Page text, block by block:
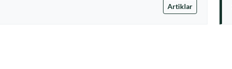
Artiklar